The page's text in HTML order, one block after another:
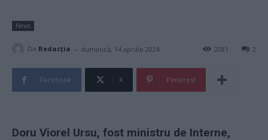
News
De Redacţia - duminică, 14 aprilie 2024 2
2081
Facebook X Pinterest
Doru Viorel Ursu, fost ministru de Interne,